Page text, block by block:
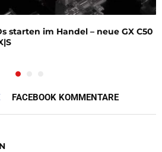
starten im Handel – neue GX C50
FACEBOOK KOMMENTARE